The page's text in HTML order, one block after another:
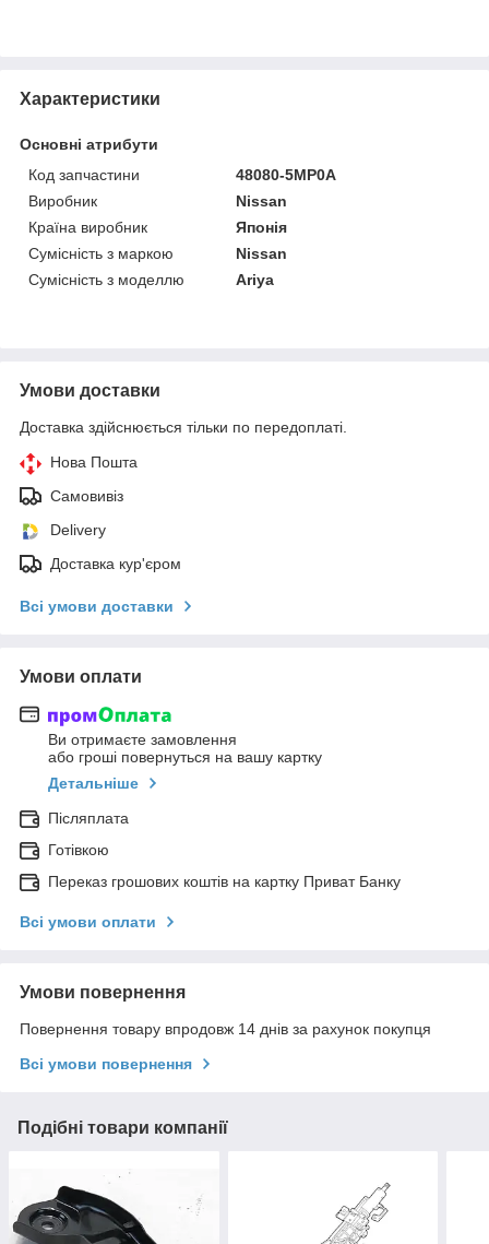
Характеристики
Основні атрибути
Код запчастини
48080-5MP0A
Виробник
Nissan
Країна виробник
Японія
Сумісність з маркою
Nissan
Сумісність з моделлю
Ariya
Умови доставки
Доставка здійснюється тільки по передоплаті.
Нова Пошта
Самовивіз
Delivery
Доставка кур'єром
Всі умови доставки
Умови оплати
Ви отримаєте замовлення
або гроші повернуться на вашу картку
Детальніше
Післяплата
Готівкою
Переказ грошових коштів на картку Приват Банку
Всі умови оплати
Умови повернення
Повернення товару впродовж 14 днів за рахунок покупця
Всі умови повернення
Подібні товари компанії